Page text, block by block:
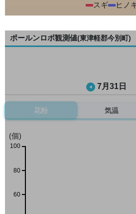
スギ
ヒノ
ポールンロボ観測値(東津軽郡今別町)
7月31日
花粉 気温
(個)
60
80
100